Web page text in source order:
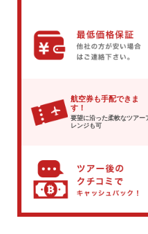
航空券も手配できま
す！
要望に沿った柔軟なツアー
レンジも可